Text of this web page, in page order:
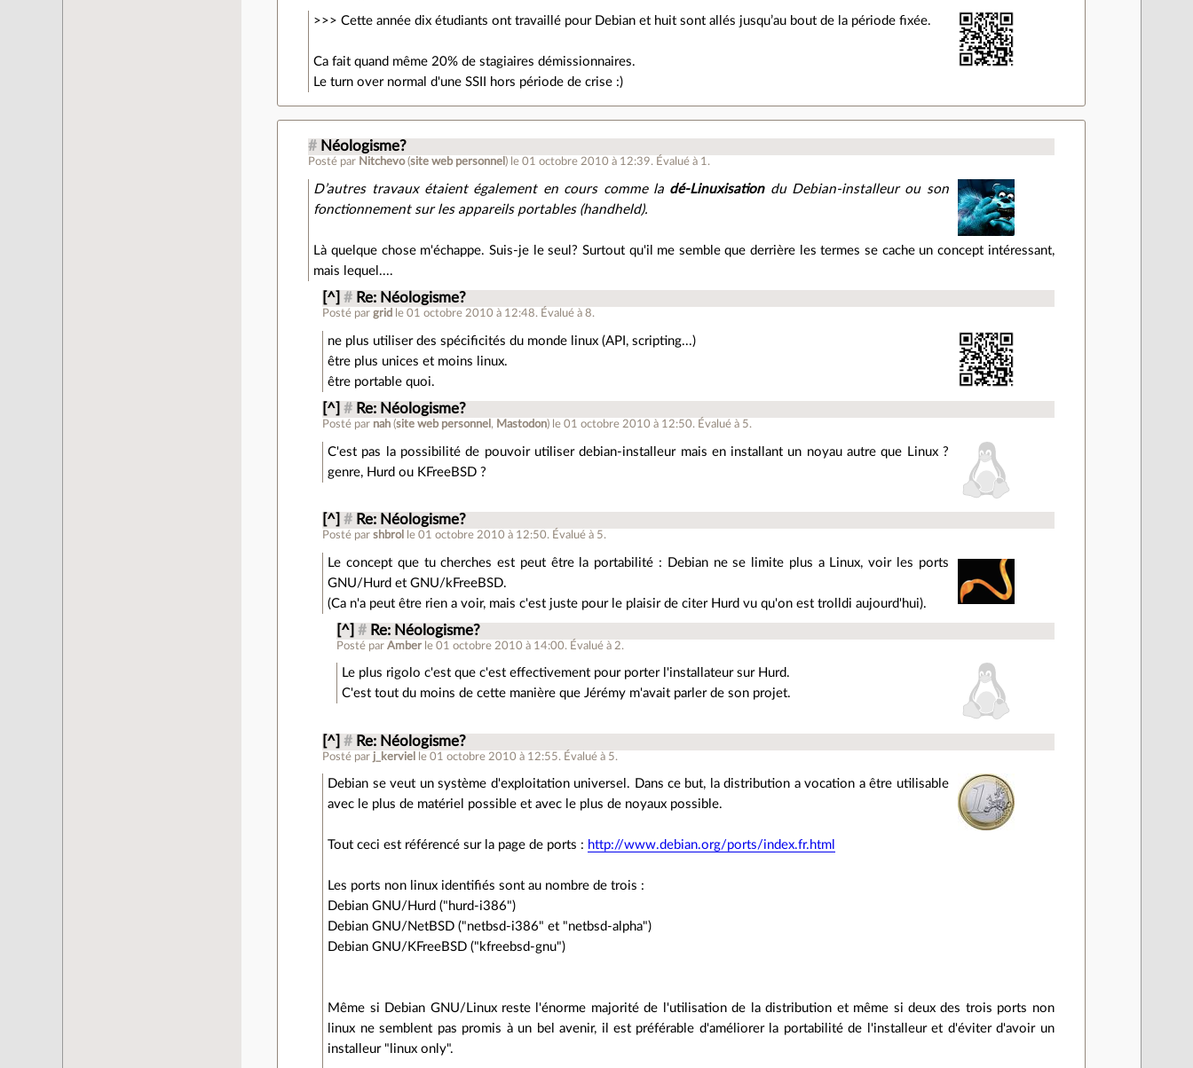
>>> Cette année dix étudiants ont travaillé pour Debian et huit sont allés jusqu’au bout de la période fixée.
Ca fait quand même 20% de stagiaires démissionnaires.
Le turn over normal d'une SSII hors période de crise :)
# Néologisme?
Posté par Nitchevo(site web personnel ) le 01 octobre 2010 à 12:39. Évalué à 1 .
D’autres travaux étaient également en cours comme la dé-Linuxisationdu Debian-installeur ou son
fonctionnement sur les appareils portables (handheld).
Là quelque chose m'échappe. Suis-je le seul? Surtout qu'il me semble que derrière les termes se cache un concept intéressant,
mais lequel....
[^] # Re: Néologisme?
Posté pargrid le 01 octobre 2010 à 12:48. Évalué à8.
ne plus utiliser des spécificités du monde linux (API, scripting...)
être plus unices et moins linux.
être portable quoi.
[^] # Re: Néologisme?
Posté par nah (site web personnel , Mastodon) le 01 octobre 2010 à 12:50. Évalué à 5.
C'est pas la possibilité de pouvoir utiliser debian-installeur mais en installant un noyau autre que Linux ?
genre, Hurd ou KFreeBSD ?
[^] # Re: Néologisme?
Posté parshbrol le 01 octobre 2010 à 12:50. Évalué à 5.
Le concept que tu cherches est peut être la portabilité : Debian ne se limite plus a Linux, voir les ports
GNU/Hurd et GNU/kFreeBSD.
(Ca n'a peut être rien a voir, mais c'est juste pour le plaisir de citer Hurd vu qu'on est trolldi aujourd'hui).
[^] # Re: Néologisme?
Posté parAmber le 01 octobre 2010 à 14:00. Évalué à 2.
Le plus rigolo c'est que c'est effectivement pour porter l'installateur sur Hurd.
C'est tout du moins de cette manière que Jérémy m'avait parler de son projet.
[^] # Re: Néologisme?
Posté par j_kerviel le 01 octobre 2010 à 12:55. Évalué à 5.
Debian se veut un système d'exploitation universel. Dans ce but, la distribution a vocation a être utilisable
avec le plus de matériel possible et avec le plus de noyaux possible.
Tout ceci est référencé sur la page de ports : http://www.debian.org/ports/index.fr.html
Les ports non linux identifiés sont au nombre de trois :
Debian GNU/Hurd ("hurd-i386")
Debian GNU/NetBSD ("netbsd-i386" et "netbsd-alpha")
Debian GNU/KFreeBSD ("kfreebsd-gnu")
Même si Debian GNU/Linux reste l'énorme majorité de l'utilisation de la distribution et même si deux des trois ports non
linux ne semblent pas promis à un bel avenir, il est préférable d'améliorer la portabilité de l'installeur et d'éviter d'avoir un
installeur "linux only".